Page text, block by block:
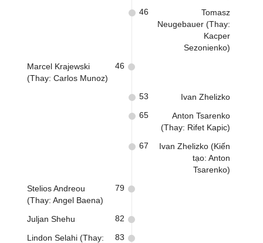
Tomasz
Neugebauer (Thay:
Kacper
Sezonienko)
46
Marcel Krajewski
(Thay: Carlos Munoz)
46
Ivan Zhelizko
53
Anton Tsarenko
(Thay: Rifet Kapic)
65
Ivan Zhelizko (Kiến
tạo: Anton
Tsarenko)
67
Stelios Andreou
(Thay: Angel Baena)
79
Juljan Shehu 82
Lindon Selahi (Thay:
83